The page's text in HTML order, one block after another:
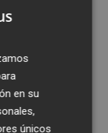
en su
únicos